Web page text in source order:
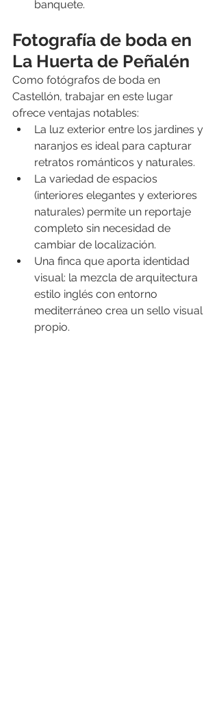
banquete.
Fotografía de boda en
La Huerta de Peñalén
Como fotógrafos de boda en
Castellón, trabajar en este lugar
ofrece ventajas notables:
La luz exterior entre los jardines y
naranjos es ideal para capturar
retratos románticos y naturales.
La variedad de espacios
(interiores elegantes y exteriores
naturales) permite un reportaje
completo sin necesidad de
cambiar de localización.
Una finca que aporta identidad
visual: la mezcla de arquitectura
estilo inglés con entorno
mediterráneo crea un sello visual
propio.